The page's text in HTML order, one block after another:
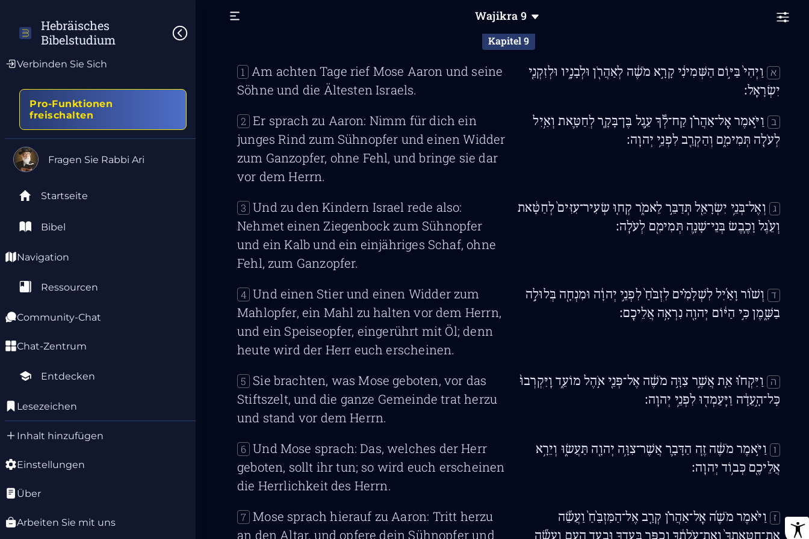
Hebräisches
Bibelstudium
Verbinden Sie Sich
Pro-Funktionen
freischalten
Fragen Sie Rabbi Ari
Startseite
Bibel
Navigation
Ressourcen
Community-Chat
Chat-Zentrum
Entdecken
Lesezeichen
Inhalt hinzufügen
Einstellungen
Über
Arbeiten Sie mit uns
Wajikra 9
Kapitel 9
א
וַיְהִי֙ בַּיּ֣וֹם הַשְּׁמִינִ֔י קָרָ֣א מֹשֶׁ֔ה לְאַהֲרֹ֖ן וּלְבָנָ֑יו וּלְזִקְנֵ֖י
יִשְׂרָאֵֽל׃
1
Am achten Tage rief Mose Aaron und seine
Söhne und die Ältesten Israels.
ב
וַיֹּ֣אמֶר אֶֽל־אַהֲרֹ֗ן קַח־לְ֠ךָ עֵ֣גֶל בֶּן־בָּקָ֧ר לְחַטָּ֛את וְאַ֥יִל
לְעֹלָ֖ה תְּמִימִ֑ם וְהַקְרֵ֖ב לִפְנֵ֥י יְהוָֽה׃
2 Er sprach zu Aaron: Nimm für dich ein
junges Rind zum Sühnopfer und einen Widder
zum Ganzopfer, ohne Fehl, und bringe sie dar
vor dem Herrn.
ג
וְאֶל־בְּנֵ֥י יִשְׂרָאֵ֖ל תְּדַבֵּ֣ר לֵאמֹ֑ר קְח֤וּ שְׂעִיר־עִזִּים֙ לְחַטָּ֔את
וְעֵ֨גֶל וָכֶ֧בֶשׂ בְּנֵי־שָׁנָ֛ה תְּמִימִ֖ם לְעֹלָֽה׃
3 Und zu den Kindern Israel rede also:
Nehmet einen Ziegenbock zum Sühnopfer
und ein Kalb und ein einjähriges Schaf, ohne
Fehl, zum Ganzopfer.
ד
וְשׁ֨וֹר וָאַ֜יִל לִשְׁלָמִ֗ים לִזְבֹּ֙חַ֙ לִפְנֵ֣י יְהוָ֔ה וּמִנְחָ֖ה בְּלוּלָ֣ה
בַשָּׁ֑מֶן כִּ֣י הַיּ֔וֹם יְהוָ֖ה נִרְאָ֥ה אֲלֵיכֶֽם׃
4 Und einen Stier und einen Widder zum
Mahlopfer, ein Mahl zu halten vor dem Herrn,
und ein Speiseopfer, eingerührt mit Öl; denn
heute wird der Herr euch erscheinen.
ה
וַיִּקְח֗וּ אֵ֚ת אֲשֶׁ֣ר צִוָּ֣ה מֹשֶׁ֔ה אֶל־פְּנֵ֖י אֹ֣הֶל מוֹעֵ֑ד וַֽיִּקְרְבוּ֙
כָּל־הָ֣עֵדָ֔ה וַיַּֽעַמְד֖וּ לִפְנֵ֥י יְהוָֽה׃
5
Sie brachten, was Mose geboten, vor das
Stiftszelt, und die ganze Gemeinde trat herzu
und stand vor dem Herrn.
ו
וַיֹּ֣אמֶר מֹשֶׁ֔ה זֶ֧ה הַדָּבָ֛ר אֲשֶׁר־צִוָּ֥ה יְהוָ֖ה תַּעֲשׂ֑וּ וְיֵרָ֥א
אֲלֵיכֶ֖ם כְּב֥וֹד יְהוָֽה׃
6 Und Mose sprach: Das, welches der Herr
geboten, sollt ihr tun; so wird euch erscheinen
die Herrlichkeit des Herrn.
ז
וַיֹּ֨אמֶר מֹשֶׁ֜ה אֶֽל־אַהֲרֹ֗ן קְרַ֤ב אֶל־הַמִּזְבֵּ֙חַ֙ וַעֲשֵׂ֞ה
אֶת־חַטָּֽאתְךָ֙ וְאֶת־עֹ֣לָתֶ֔ךָ וְכַפֵּ֥ר בַּֽעַדְךָ֖ וּבְעַ֣ד הָעָ֑ם וַעֲשֵׂ֞ה
7 Mose sprach hierauf zu Aaron: Tritt herzu
an den Altar, und opfere dein Sühnopfer und